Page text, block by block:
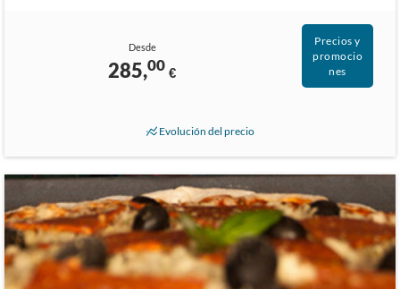
Desde
285,00 €
Precios y
promocio
nes
Evolución del precio